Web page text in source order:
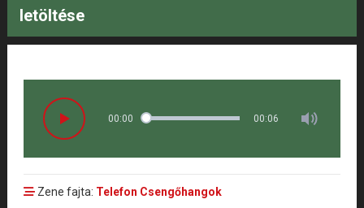
letöltése
00:00 00:06
Zene fajta: Telefon Csengőhangok